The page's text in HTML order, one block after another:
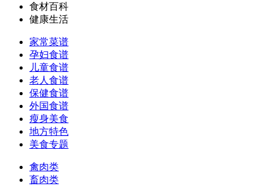
食材百科
健康生活
家常菜谱
孕妇食谱
儿童食谱
老人食谱
保健食谱
外国食谱
瘦身美食
地方特色
美食专题
禽肉类
畜肉类